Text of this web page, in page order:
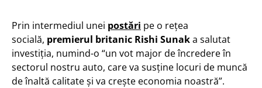
Prin intermediul unei postări pe o rețea
socială, premierul britanic Rishi Sunaka salutat
investiția, numind-o “un vot major de încredere în
sectorul nostru auto, care va susține locuri de muncă
de înaltă calitate și va crește economia noastră”.